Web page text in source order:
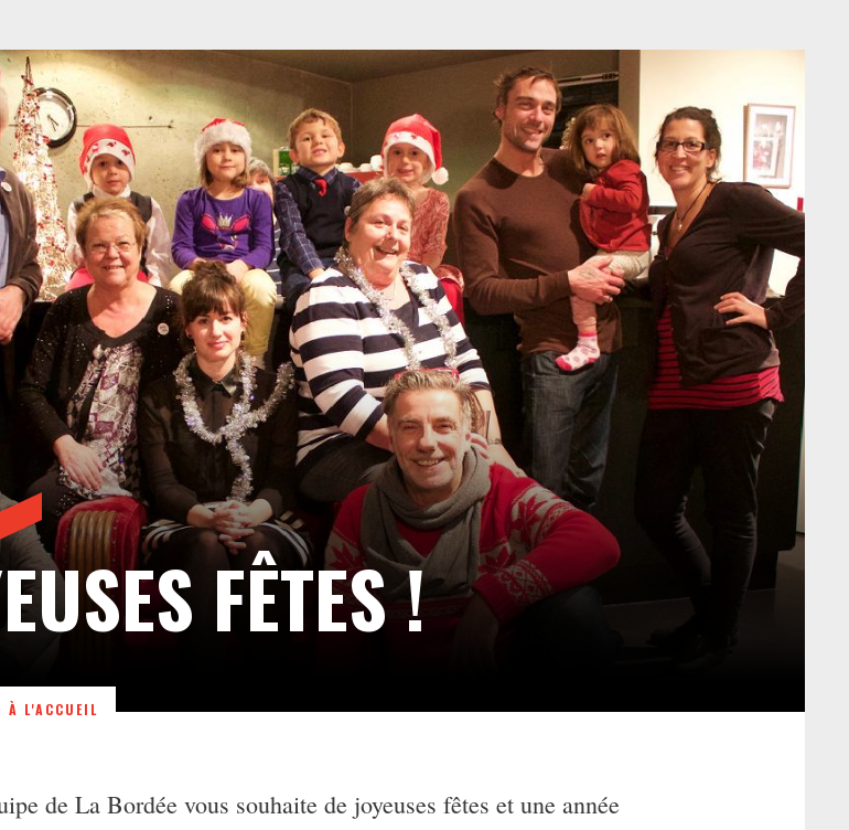
À L'ACCUEIL
FÊTES !
de La Bordée vous souhaite de joyeuses fêtes et une année